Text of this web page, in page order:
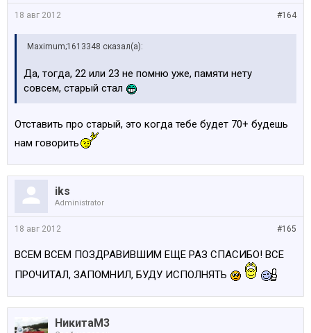
#164
18 авг 2012
Maximum;1613348 сказал(а):
Да, тогда, 22 или 23 не помню уже, памяти нету
совсем, старый стал
Отставить про старый, это когда тебе будет 70+ будешь
нам говорить
iks
Administrator
#165
18 авг 2012
ВСЕМ ВСЕМ ПОЗДРАВИВШИМ ЕЩЕ РАЗ СПАСИБО! ВСЕ
ПРОЧИТАЛ, ЗАПОМНИЛ, БУДУ ИСПОЛНЯТЬ
НикитаМ3